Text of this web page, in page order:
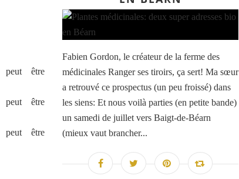
Fabien Gordon, le créateur de la ferme des
médicinales Ranger ses tiroirs, ça sert! Ma sœur
a retrouvé ce prospectus (un peu froissé) dans
les siens: Et nous voilà parties (en petite bande)
un samedi de juillet vers Baigt-de-Béarn
(mieux vaut brancher...